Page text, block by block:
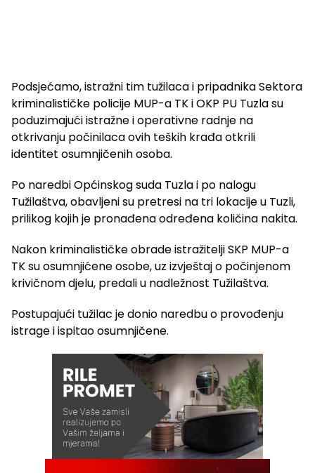
Podsjećamo, istražni tim tužilaca i pripadnika Sektora
kriminalističke policije MUP-a TK i OKP PU Tuzla su
poduzimajući istražne i operativne radnje na
otkrivanju počinilaca ovih teških krađa otkrili
identitet osumnjičenih osoba.
Po naredbi Općinskog suda Tuzla i po nalogu
Tužilaštva, obavljeni su pretresi na tri lokacije u Tuzli,
prilikog kojih je pronađena određena količina nakita.
Nakon kriminalističke obrade istražitelji SKP MUP-a
TK su osumnjićene osobe, uz izvještaj o počinjenom
krivičnom djelu, predali u nadležnost Tužilaštva.
Postupajući tužilac je donio naredbu o provođenju
istrage i ispitao osumnjičene.